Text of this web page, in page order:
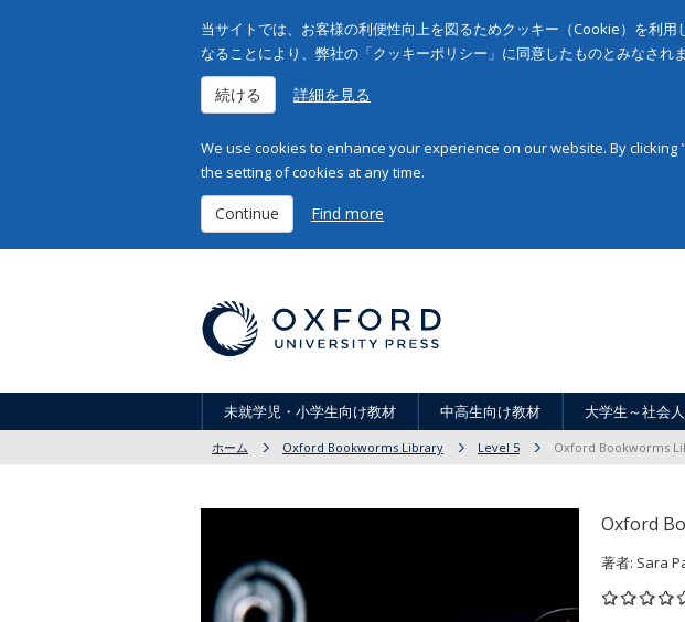
当サイトでは、お客様の利便性向上を図るためクッキー（Cookie）を利
なることにより、弊社の「クッキーポリシー」に同意したものとみなされ
続ける 詳細を見る
We use cookies to enhance your experience on our website. By
the setting of cookies at any time.
Continue Find more
未就学児・小学生向け教材 中高生向け教材 大学生～社会
ホーム Oxford Bookworms Library Level 5 Oxford Bookworms
Oxford
著者: Sara